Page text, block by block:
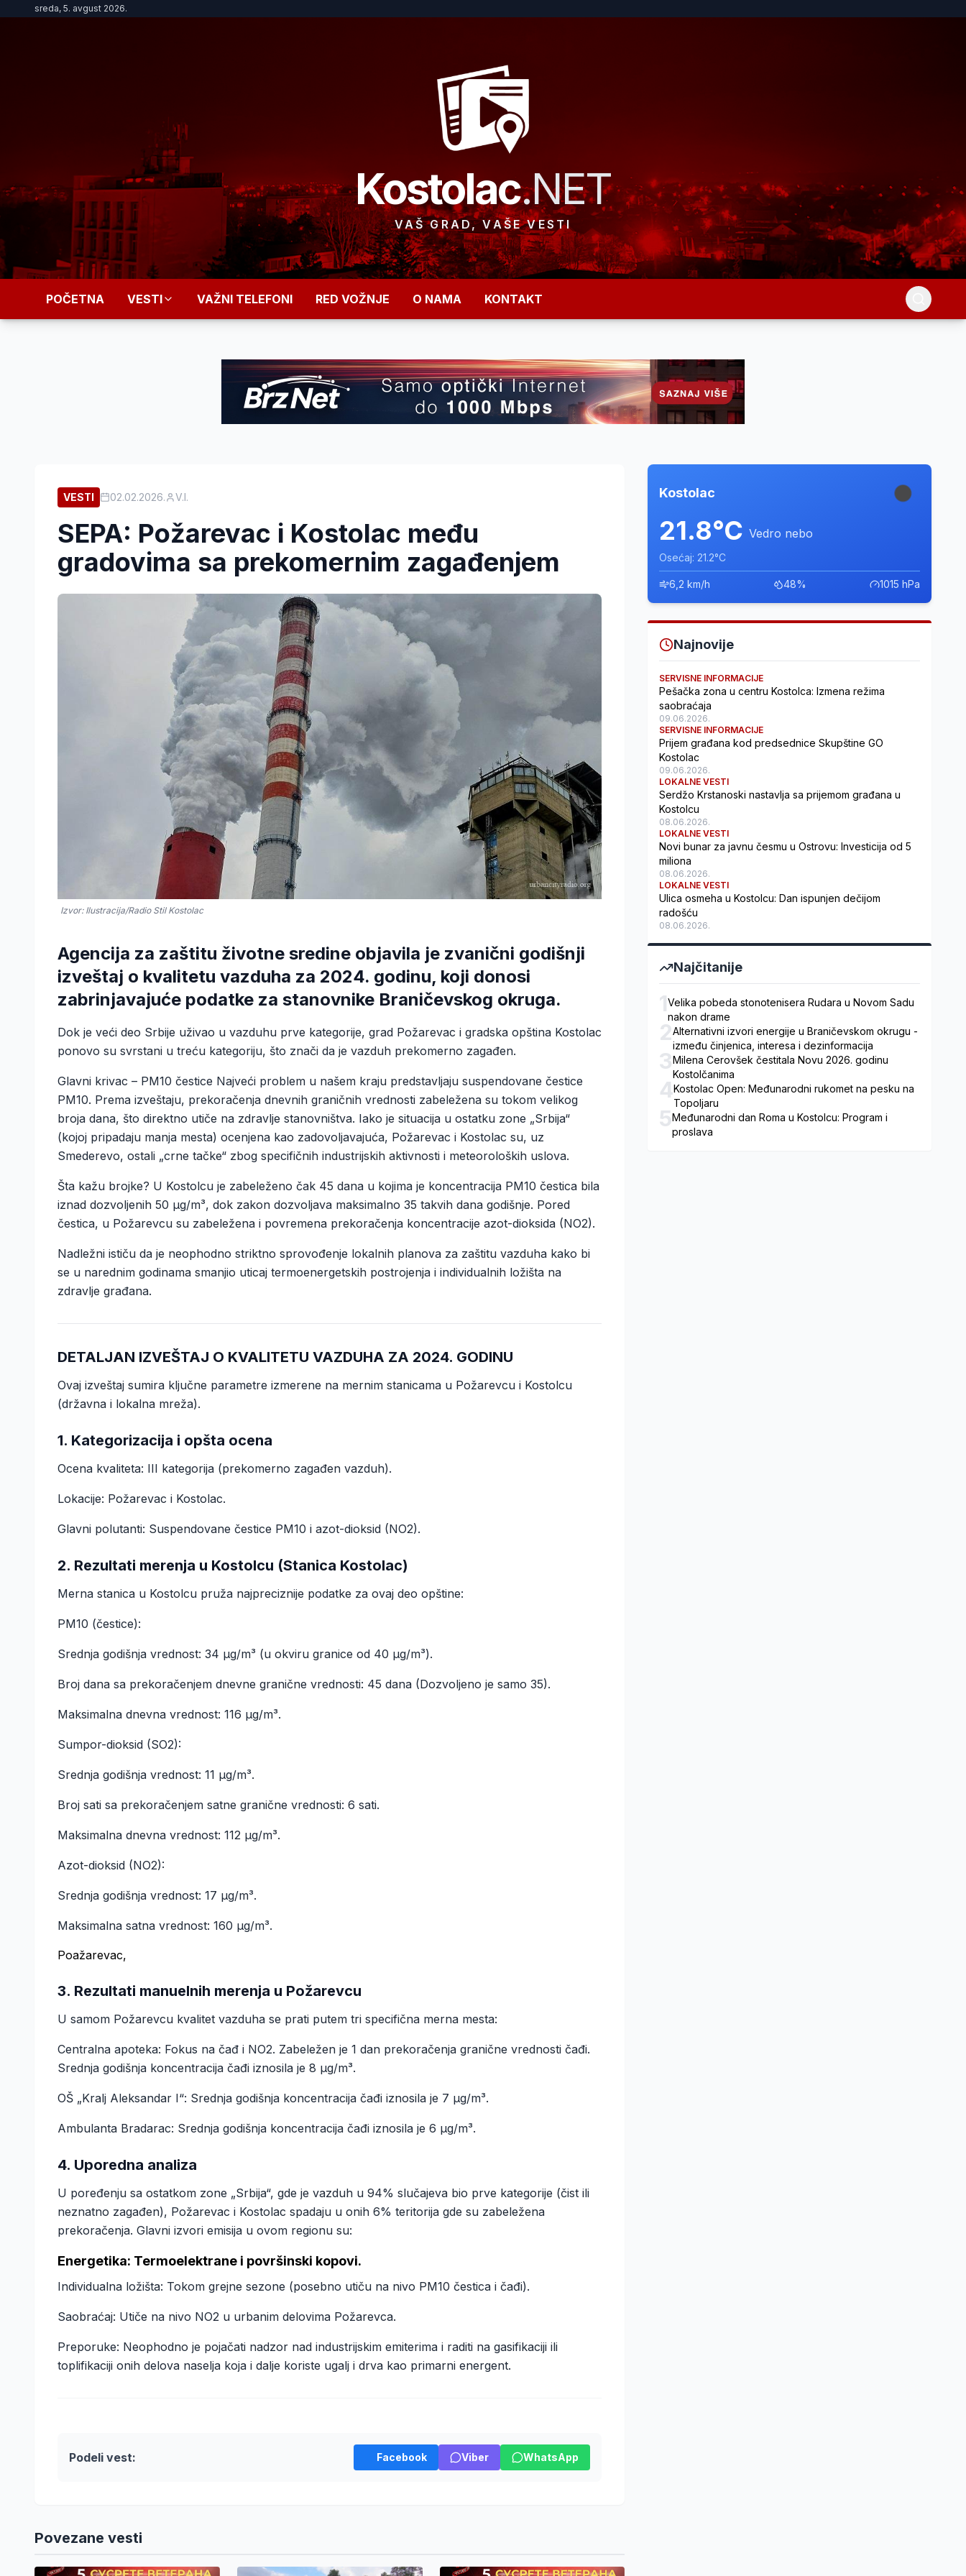
sreda, 5. avgust 2026.
Kostolac.NET
VAŠ GRAD, VAŠE VESTI
POČETNA VESTI VAŽNI TELEFONI RED VOŽNJE O NAMA KONTAKT
VESTI 02.02.2026. V.I.
SEPA: Požarevac i Kostolac među
gradovima sa prekomernim zagađenjem
Izvor: Ilustracija/Radio Stil Kostolac
Agencija za zaštitu životne sredine objavila je zvanični godišnji
izveštaj o kvalitetu vazduha za 2024. godinu, koji donosi
zabrinjavajuće podatke za stanovnike Braničevskog okruga.
Dok je veći deo Srbije uživao u vazduhu prve kategorije, grad Požarevac i gradska opština Kostolac
ponovo su svrstani u treću kategoriju, što znači da je vazduh prekomerno zagađen.
Glavni krivac – PM10 čestice Najveći problem u našem kraju predstavljaju suspendovane čestice
PM10. Prema izveštaju, prekoračenja dnevnih graničnih vrednosti zabeležena su tokom velikog
broja dana, što direktno utiče na zdravlje stanovništva. Iako je situacija u ostatku zone „Srbija“
(kojoj pripadaju manja mesta) ocenjena kao zadovoljavajuća, Požarevac i Kostolac su, uz
Smederevo, ostali „crne tačke“ zbog specifičnih industrijskih aktivnosti i meteoroloških uslova.
Šta kažu brojke? U Kostolcu je zabeleženo čak 45 dana u kojima je koncentracija PM10 čestica bila
iznad dozvoljenih 50 µg/m³, dok zakon dozvoljava maksimalno 35 takvih dana godišnje. Pored
čestica, u Požarevcu su zabeležena i povremena prekoračenja koncentracije azot-dioksida (NO2).
Nadležni ističu da je neophodno striktno sprovođenje lokalnih planova za zaštitu vazduha kako bi
se u narednim godinama smanjio uticaj termoenergetskih postrojenja i individualnih ložišta na
zdravlje građana.
DETALJAN IZVEŠTAJ O KVALITETU VAZDUHA ZA 2024. GODINU
Ovaj izveštaj sumira ključne parametre izmerene na mernim stanicama u Požarevcu i Kostolcu
(državna i lokalna mreža).
1. Kategorizacija i opšta ocena
Ocena kvaliteta: III kategorija (prekomerno zagađen vazduh).
Lokacije: Požarevac i Kostolac.
Glavni polutanti: Suspendovane čestice PM10 i azot-dioksid (NO2).
2. Rezultati merenja u Kostolcu (Stanica Kostolac)
Merna stanica u Kostolcu pruža najpreciznije podatke za ovaj deo opštine:
PM10 (čestice):
Srednja godišnja vrednost: 34 µg/m³ (u okviru granice od 40 µg/m³).
Broj dana sa prekoračenjem dnevne granične vrednosti: 45 dana (Dozvoljeno je samo 35).
Maksimalna dnevna vrednost: 116 µg/m³.
Sumpor-dioksid (SO2):
Srednja godišnja vrednost: 11 µg/m³.
Broj sati sa prekoračenjem satne granične vrednosti: 6 sati.
Maksimalna dnevna vrednost: 112 µg/m³.
Azot-dioksid (NO2):
Srednja godišnja vrednost: 17 µg/m³.
Maksimalna satna vrednost: 160 µg/m³.
Poažarevac,
3. Rezultati manuelnih merenja u Požarevcu
U samom Požarevcu kvalitet vazduha se prati putem tri specifična merna mesta:
Centralna apoteka: Fokus na čađ i NO2. Zabeležen je 1 dan prekoračenja granične vrednosti čađi.
Srednja godišnja koncentracija čađi iznosila je 8 µg/m³.
OŠ „Kralj Aleksandar I“: Srednja godišnja koncentracija čađi iznosila je 7 µg/m³.
Ambulanta Bradarac: Srednja godišnja koncentracija čađi iznosila je 6 µg/m³.
4. Uporedna analiza
U poređenju sa ostatkom zone „Srbija“, gde je vazduh u 94% slučajeva bio prve kategorije (čist ili
neznatno zagađen), Požarevac i Kostolac spadaju u onih 6% teritorija gde su zabeležena
prekoračenja. Glavni izvori emisija u ovom regionu su:
Energetika: Termoelektrane i površinski kopovi.
Individualna ložišta: Tokom grejne sezone (posebno utiču na nivo PM10 čestica i čađi).
Saobraćaj: Utiče na nivo NO2 u urbanim delovima Požarevca.
Preporuke: Neophodno je pojačati nadzor nad industrijskim emiterima i raditi na gasifikaciji ili
toplifikaciji onih delova naselja koja i dalje koriste ugalj i drva kao primarni energent.
Podeli vest: Facebook Viber WhatsApp
Povezane vesti
Kostolac
21.8°C Vedro nebo
Osećaj: 21.2°C
6,2 km/h 48% 1015 hPa
Najnovije
SERVISNE INFORMACIJE
Pešačka zona u centru Kostolca: Izmena režima
saobraćaja
09.06.2026.
SERVISNE INFORMACIJE
Prijem građana kod predsednice Skupštine GO
Kostolac
09.06.2026.
LOKALNE VESTI
Serdžo Krstanoski nastavlja sa prijemom građana u
Kostolcu
08.06.2026.
LOKALNE VESTI
Novi bunar za javnu česmu u Ostrovu: Investicija od 5
miliona
08.06.2026.
LOKALNE VESTI
Ulica osmeha u Kostolcu: Dan ispunjen dečijom
radošću
08.06.2026.
Najčitanije
1Velika pobeda stonotenisera Rudara u Novom Sadu
nakon drame
2Alternativni izvori energije u Braničevskom okrugu -
između činjenica, interesa i dezinformacija
3Milena Cerovšek čestitala Novu 2026. godinu
Kostolčanima
4Kostolac Open: Međunarodni rukomet na pesku na
Topoljaru
5Međunarodni dan Roma u Kostolcu: Program i
proslava